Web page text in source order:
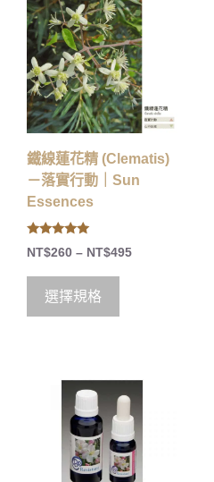
鐵線蓮花精 (Clematis)
－落實行動｜Sun
Essences
5.00
out of 5
NT$260 – NT$495
選擇規格